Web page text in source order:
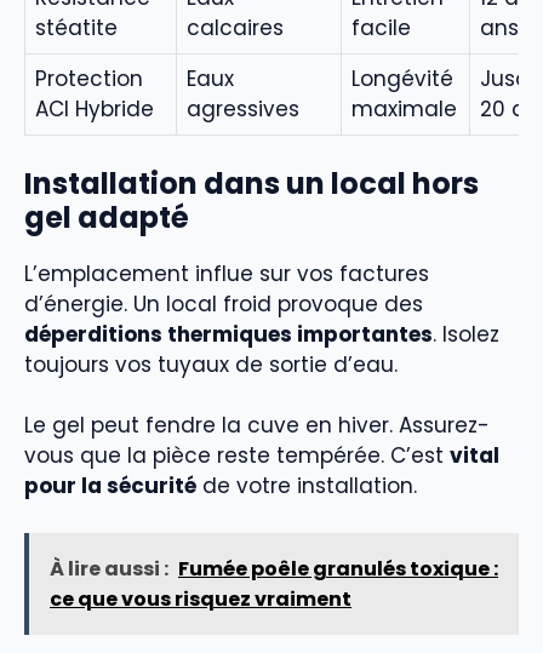
stéatite
calcaires
facile
ans
Protection
ACI Hybride
Eaux
agressives
Longévité
maximale
20
Installation dans un local hors
gel adapté
L’emplacement influe sur vos factures
d’énergie. Un local froid provoque des
déperditions thermiques importantes. Isolez
toujours vos tuyaux de sortie d’eau.
Le gel peut fendre la cuve en hiver. Assurez-
vous que la pièce reste tempérée. C’est vital
pour la sécurité de votre installation.
À lire aussi : Fumée poêle granulés toxique :
ce que vous risquez vraiment